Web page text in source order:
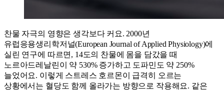
찬물 자극의 영향은 생각보다 커요. 2000년
유럽응용생리학저널(European Journal of Applied Physiology)에
실린 연구에 따르면, 14도의 찬물에 몸을 담갔을 때
노르아드레날린이 약 530% 증가하고 도파민도 약 250%
늘었어요. 이렇게 스트레스 호르몬이 급격히 오르는
상황에서는 혈당도 함께 올라가는 방향으로 작용해요. 같은